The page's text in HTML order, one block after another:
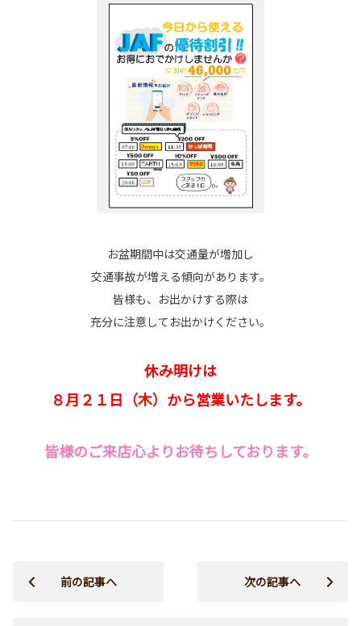
お盆期間中は交通量が増加し
交通事故が増える傾向があります。
皆様も、お出かけする際は
充分に注意してお出かけください。
休み明けは
８月２１日（木）から営業いたします。
皆様のご来店心よりお待ちしております。
前の記事へ 次の記事へ